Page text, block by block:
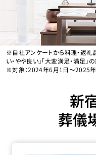
※自社アンケートから料理・返礼
い・やや良い」「大変満足・満足」
※対象：2024年6月1日〜2025
新
葬儀